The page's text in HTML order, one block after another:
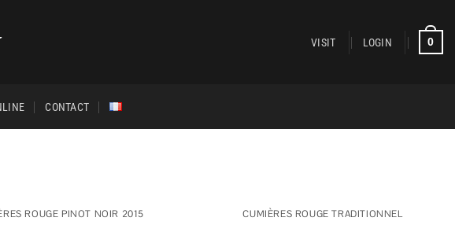
VISIT LOGIN 0
CONTACT
ROUGE PINOT NOIR 2015 CUMIÈRES ROUGE TRADITIONNEL